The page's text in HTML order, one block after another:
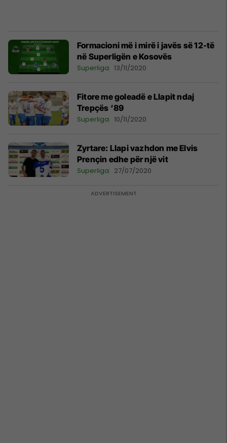
Formacioni më i mirë i javës së 12-të
në Superligën e Kosovës
Superliga 13/11/2020
Fitore me goleadë e Llapit ndaj
Trepçës ‘89
Superliga 10/11/2020
Zyrtare: Llapi vazhdon me Elvis
Prençin edhe për një vit
Superliga 27/07/2020